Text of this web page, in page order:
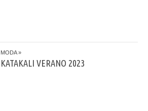
MODA
KATAKALI VERANO 2023